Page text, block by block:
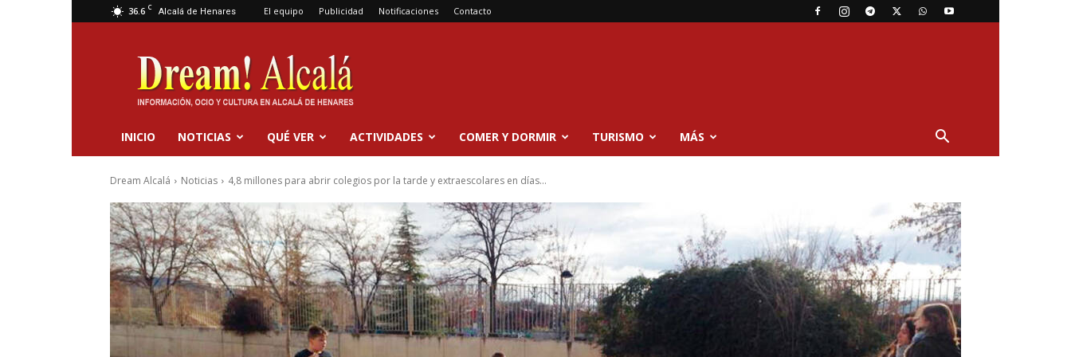
36.6 C Alcalá de Henares El equipo Publicidad Notificaciones Contacto
Dream
Alcalá
INICIO NOTICIAS QUÉ VER ACTIVIDADES COMER Y DORMIR TURISMO MÁS
Dream Alcalá Noticias 4,8 millones para abrir colegios por la tarde y extraescolares en días...